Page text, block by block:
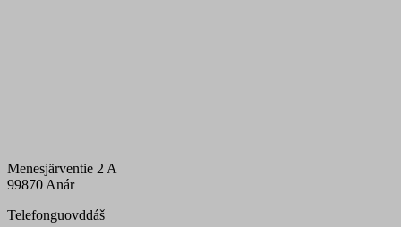
Menesjärventie 2 A
99870 Anár
Telefonguovddáš